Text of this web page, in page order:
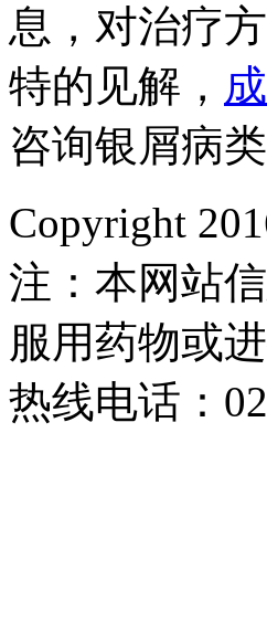
息，对治疗
特的见解，
咨询银屑病
Copyright
注：本网站
服用药物或
热线电话：